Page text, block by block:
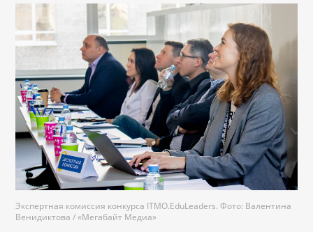
Экспертная комиссия конкурса ITMO.EduLeaders. Фото: Валентина
Венидиктова / «Мегабайт Медиа»